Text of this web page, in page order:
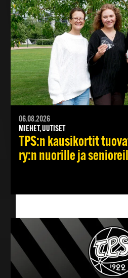
06.08.2026
MIEHET, UUTISET
TPS:n kausikortit
ry:n nuorille ja